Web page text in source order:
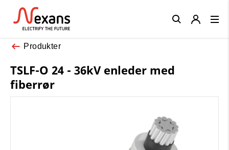
Produkter
TSLF-O 24 - 36kV enleder med
fiberrør
Close